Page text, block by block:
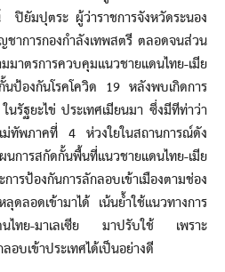
มปุตระ ผู้ว่าราชการจังหวัดระนอง
การกองกำลังเทพสตรี ตลอดจนส่วน
าตรการควบคุมแนวชายแดนไทย-เมีย
ป้องกันโรคโควิด 19 หลังพบเกิดการ
รัฐยะไข่ ประเทศเมียนมา ซึ่งมีทีท่าว่า
ม่ทัพภาคที่ 4 ห่วงใยในสถานการณ์ดัง
การสกัดกั้นพื้นที่แนวชายแดนไทย-เมีย
รป้องกันการลักลอบเข้าเมืองตามช่อง
ดลอดเข้ามาได้ เน้นย้ำใช้แนวทางการ
นไทย-มาเลเซีย มาปรับใช้ เพราะ
บเข้าประเทศได้เป็นอย่างดี